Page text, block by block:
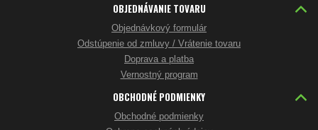
OBJEDNÁVANIE TOVARU
Objednávkový formulár
Odstúpenie od zmluvy / Vrátenie tovaru
Doprava a platba
Vernostný program
OBCHODNÉ PODMIENKY
Obchodné podmienky